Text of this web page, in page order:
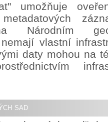
umožňuje
Národním
vlastní
daty mohou na
sad